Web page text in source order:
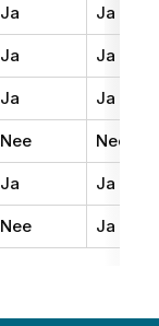
Ja Ja
Ja Ja
Ja Ja
Nee Nee
Ja Ja
Nee Ja